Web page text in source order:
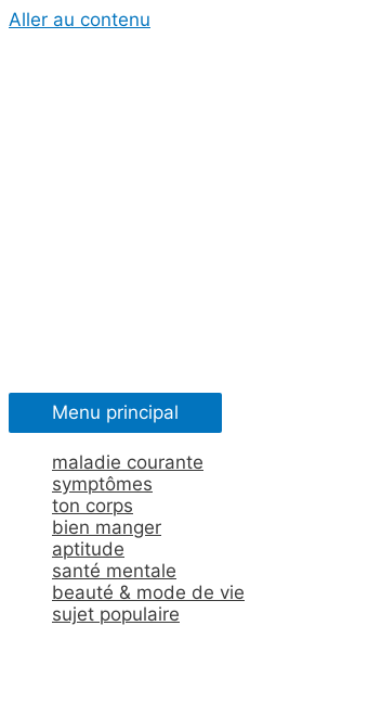
Aller au contenu
Menu principal
maladie courante
symptômes
ton corps
bien manger
aptitude
santé mentale
beauté & mode de vie
sujet populaire